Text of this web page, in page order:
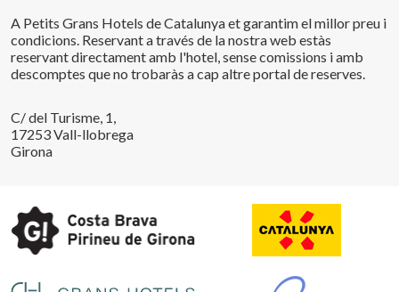
A Petits Grans Hotels de Catalunya et garantim el millor preu i
condicions. Reservant a través de la nostra web estàs
reservant directament amb l'hotel, sense comissions i amb
descomptes que no trobaràs a cap altre portal de reserves.
C/ del Turisme, 1,
17253 Vall-llobrega
Girona